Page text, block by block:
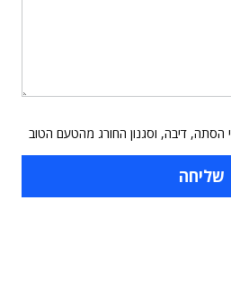
הסתה, דיבה, וסגנון החורג מהטעם הטוב